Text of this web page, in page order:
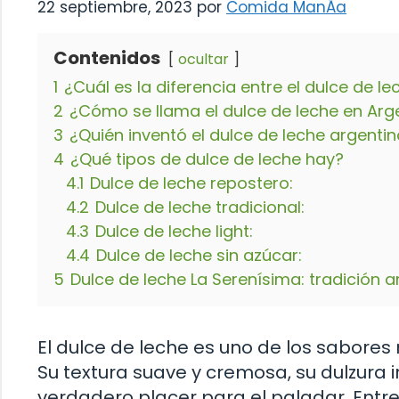
22 septiembre, 2023 por Comida ManÃ­a
Contenidos ocultar
1 ¿Cuál es la diferencia entre el dulce de
2 ¿Cómo se llama el dulce de leche en
3 ¿Quién inventó el dulce de leche
4 ¿Qué tipos de dulce de leche hay?
4.1 Dulce de leche repostero:
4.2 Dulce de leche tradicional:
4.3 Dulce de leche light:
4.4 Dulce de leche sin azúcar:
5 Dulce de leche La Serenísima: tradición
El dulce de leche es uno de los
Su textura suave y cremosa, su